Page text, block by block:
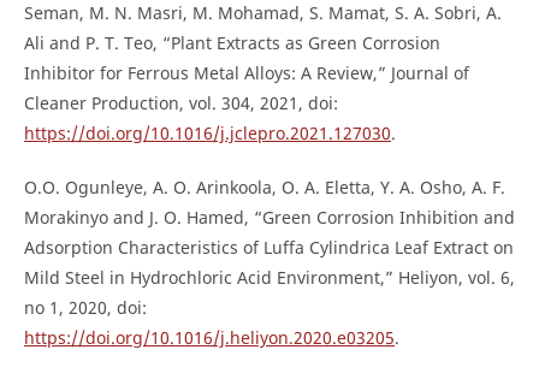
Seman, M. N. Masri, M. Mohamad, S. Mamat, S. A. Sobri, A.
Ali and P. T. Teo, “Plant Extracts as Green Corrosion
Inhibitor for Ferrous Metal Alloys: A Review,” Journal of
Cleaner Production, vol. 304, 2021, doi:
https://doi.org/10.1016/j.jclepro.2021.127030.
O.O. Ogunleye, A. O. Arinkoola, O. A. Eletta, Y. A. Osho, A. F.
Morakinyo and J. O. Hamed, “Green Corrosion Inhibition and
Adsorption Characteristics of Luffa Cylindrica Leaf Extract on
Mild Steel in Hydrochloric Acid Environment,” Heliyon, vol. 6,
no 1, 2020, doi:
https://doi.org/10.1016/j.heliyon.2020.e03205.